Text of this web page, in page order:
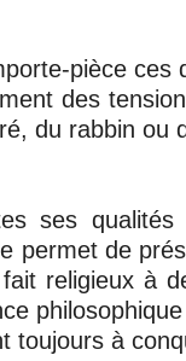
pièce ces
des
du rabbin ou
ses
permet de
religieux à
toujours à